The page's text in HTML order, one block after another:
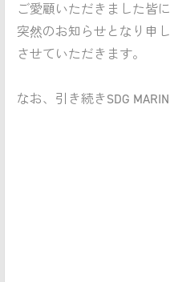
ご愛顧いただきました皆
突然のお知らせとなり申
させていただきます。
なお、引き続きSDG